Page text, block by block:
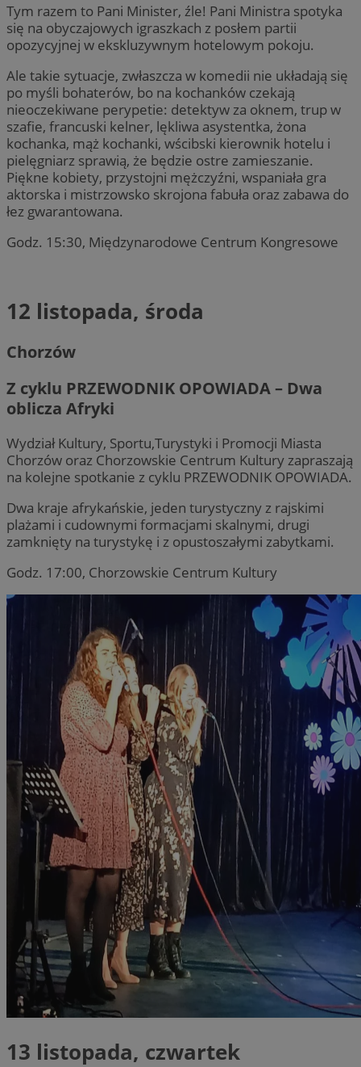
Tym razem to Pani Minister, źle! Pani Ministra spotyka
się na obyczajowych igraszkach z posłem partii
opozycyjnej w ekskluzywnym hotelowym pokoju.
Ale takie sytuacje, zwłaszcza w komedii nie układają się
po myśli bohaterów, bo na kochanków czekają
nieoczekiwane perypetie: detektyw za oknem, trup w
szafie, francuski kelner, lękliwa asystentka, żona
kochanka, mąż kochanki, wścibski kierownik hotelu i
pielęgniarz sprawią, że będzie ostre zamieszanie.
Piękne kobiety, przystojni mężczyźni, wspaniała gra
aktorska i mistrzowsko skrojona fabuła oraz zabawa do
łez gwarantowana.
Godz. 15:30, Międzynarodowe Centrum Kongresowe
12 listopada, środa
Chorzów
Z cyklu PRZEWODNIK OPOWIADA – Dwa
oblicza Afryki
Wydział Kultury, Sportu,Turystyki i Promocji Miasta
Chorzów oraz Chorzowskie Centrum Kultury zapraszają
na kolejne spotkanie z cyklu PRZEWODNIK OPOWIADA.
Dwa kraje afrykańskie, jeden turystyczny z rajskimi
plażami i cudownymi formacjami skalnymi, drugi
zamknięty na turystykę i z opustoszałymi zabytkami.
Godz. 17:00, Chorzowskie Centrum Kultury
13 listopada, czwartek